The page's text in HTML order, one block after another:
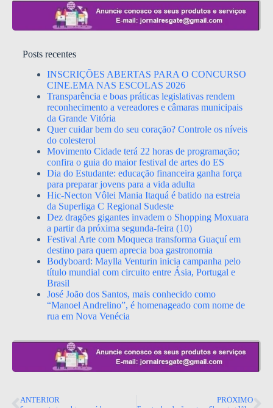
Posts recentes
INSCRIÇÕES ABERTAS PARA O CONCURSO
CINE.EMA NAS ESCOLAS 2026
Transparência e boas práticas legislativas rendem
reconhecimento a vereadores e câmaras municipais
da Grande Vitória
Quer cuidar bem do seu coração? Controle os níveis
do colesterol
Movimento Cidade terá 22 horas de programação;
confira o guia do maior festival de artes do ES
Dia do Estudante: educação financeira ganha força
para preparar jovens para a vida adulta
Hic-Necton Vôlei Mania Itaquá é batido na estreia
da Superliga C Regional Sudeste
Dez dragões gigantes invadem o Shopping Moxuara
a partir da próxima segunda-feira (10)
Festival Arte com Moqueca transforma Guaçuí em
destino para quem aprecia boa gastronomia
Bodyboard: Maylla Venturin inicia campanha pelo
título mundial com circuito entre Ásia, Portugal e
Brasil
José João dos Santos, mais conhecido como
“Manoel Andrelino”, é homenageado com nome de
rua em Nova Venécia
ANTERIOR PRÓXIMO